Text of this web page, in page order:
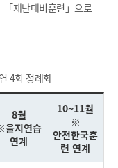
재난대비훈련」으로
4회 정례화
8월
을지연습
연계
10~11월
※
안전한국훈
련 연계